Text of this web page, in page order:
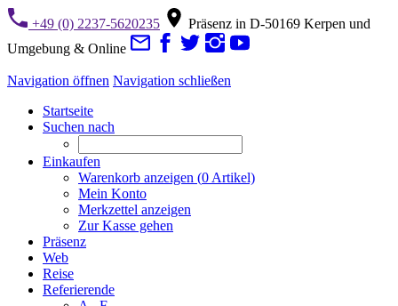
+49 (0) 2237-5620235
Präsenz in D-50169 Kerpen und
Umgebung & Online
Navigation öffnen Navigation schließen
Startseite
Suchen nach
Einkaufen
Warenkorb anzeigen (0 Artikel)
Mein Konto
Merkzettel anzeigen
Zur Kasse gehen
Präsenz
Web
Reise
Referierende